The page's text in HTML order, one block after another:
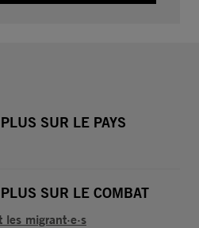
SUR LE PAYS
SUR LE COMBAT
les migrant·e·s